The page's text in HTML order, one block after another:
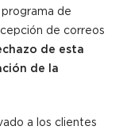
de
de correos
de esta
de la
a los clientes